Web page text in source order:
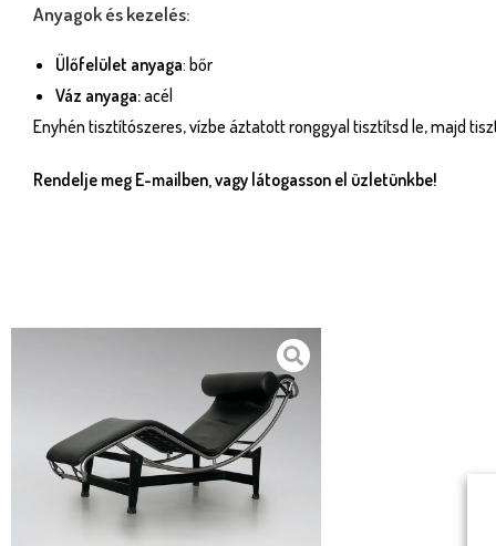
Anyagok és kezelés:
Ülőfelület anyaga: bőr
Váz anyaga:acél
Enyhén tisztítószeres, vízbe áztatott ronggyal tisztítsd le, majd
Rendelje meg E-mailben, vagy látogasson el üzletünkbe!